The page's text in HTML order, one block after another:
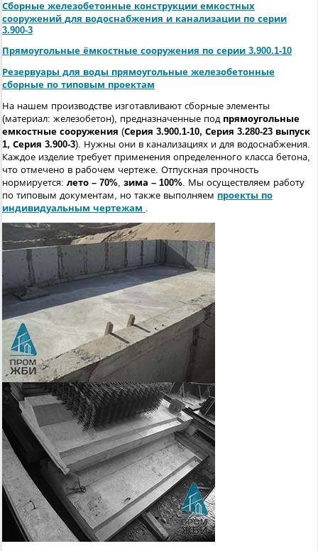
Сборные железобетонные конструкции емкостных
сооружений для водоснабжения и канализации по серии
3.900-3
Прямоугольные ёмкостные сооружения по серии 3.900.1-10
Резервуары для воды прямоугольные железобетонные
сборные по типовым проектам
На нашем производстве изготавливают сборные элементы
(материал: железобетон), предназначенные под прямоугольные
емкостные сооружения (Серия 3.900.1-10, Серия 3.280-23 выпуск
1, Серия 3.900-3). Нужны они в канализациях и для водоснабжения.
Каждое изделие требует применения определенного класса бетона,
что отмечено в рабочем чертеже. Отпускная прочность
нормируется: лето – 70%, зима – 100%. Мы осуществляем работу
по типовым документам, но также выполняем проекты по
индивидуальным чертежам .